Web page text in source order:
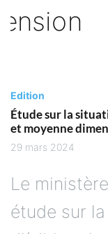
Étude sur la
et moyenne
29 mars 2024
étude sur
d’édition